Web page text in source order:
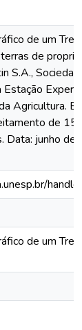
de um
de
S.A.,
Estação
Agricultura.
de
Data: junho de
de um